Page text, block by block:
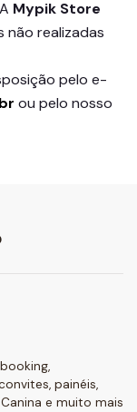
Mypik Store
não realizadas
pelo e-
ou pelo nosso
painéis,
e muito mais